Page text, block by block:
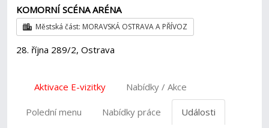
KOMORNÍ SCÉNA ARÉNA
Městská část: MORAVSKÁ OSTRAVA A PŘÍVOZ
28. října 289/2, Ostrava
Aktivace E-vizitky Nabídky / Akce
Polední menu Nabídky práce Události